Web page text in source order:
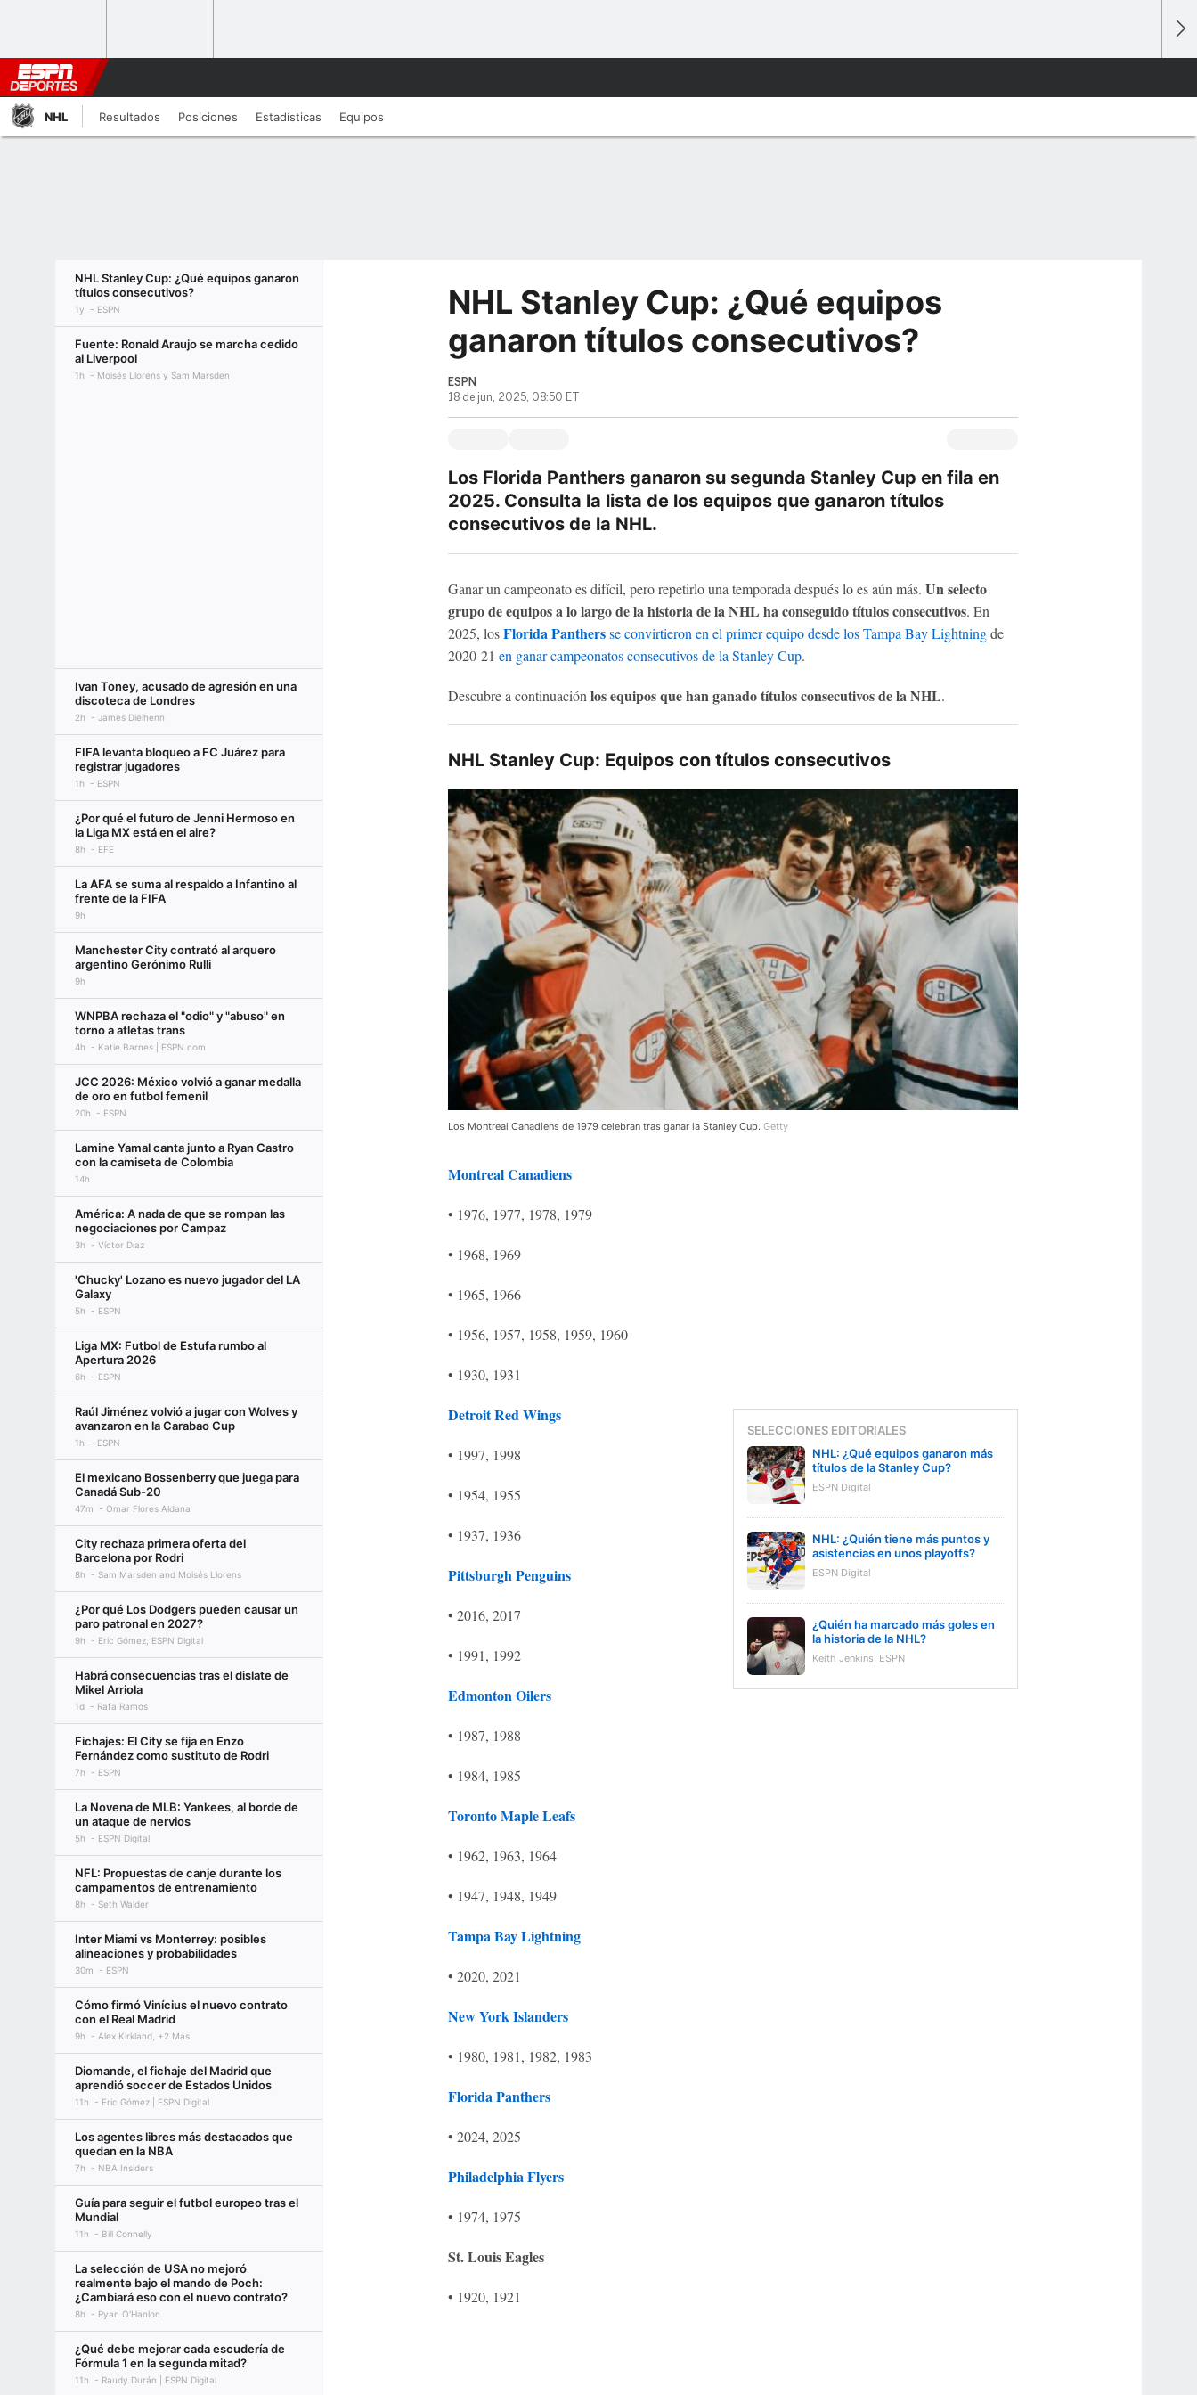
NHL Resultados Posiciones Estadísticas Equipos
NHL Stanley Cup: ¿Qué equipos ganaron
títulos consecutivos?
1y ESPN
Fuente: Ronald Araujo se marcha cedido
al Liverpool
1h Moisés Llorens y Sam Marsden
Ivan Toney, acusado de agresión en una
discoteca de Londres
2h James Dielhenn
FIFA levanta bloqueo a FC Juárez para
registrar jugadores
1h ESPN
¿Por qué el futuro de Jenni Hermoso en
la Liga MX está en el aire?
8h EFE
La AFA se suma al respaldo a Infantino al
frente de la FIFA
9h
Manchester City contrató al arquero
argentino Gerónimo Rulli
9h
WNPBA rechaza el "odio" y "abuso" en
torno a atletas trans
4h Katie Barnes | ESPN.com
JCC 2026: México volvió a ganar medalla
de oro en futbol femenil
20h ESPN
Lamine Yamal canta junto a Ryan Castro
con la camiseta de Colombia
14h
América: A nada de que se rompan las
negociaciones por Campaz
3h Víctor Díaz
'Chucky' Lozano es nuevo jugador del LA
Galaxy
5h ESPN
Liga MX: Futbol de Estufa rumbo al
Apertura 2026
6h ESPN
Raúl Jiménez volvió a jugar con Wolves y
avanzaron en la Carabao Cup
1h ESPN
El mexicano Bossenberry que juega para
Canadá Sub-20
47m Omar Flores Aldana
City rechaza primera oferta del
Barcelona por Rodri
8h Sam Marsden and Moisés Llorens
¿Por qué Los Dodgers pueden causar un
paro patronal en 2027?
9h Eric Gómez, ESPN Digital
Habrá consecuencias tras el dislate de
Mikel Arriola
1d Rafa Ramos
Fichajes: El City se fija en Enzo
Fernández como sustituto de Rodri
7h ESPN
La Novena de MLB: Yankees, al borde de
un ataque de nervios
5h ESPN Digital
NFL: Propuestas de canje durante los
campamentos de entrenamiento
8h Seth Walder
Inter Miami vs Monterrey: posibles
alineaciones y probabilidades
30m ESPN
Cómo firmó Vinícius el nuevo contrato
con el Real Madrid
9h Alex Kirkland, +2 Más
Diomande, el fichaje del Madrid que
aprendió soccer de Estados Unidos
11h Eric Gómez | ESPN Digital
Los agentes libres más destacados que
quedan en la NBA
7h NBA Insiders
Guía para seguir el futbol europeo tras el
Mundial
11h Bill Connelly
La selección de USA no mejoró
realmente bajo el mando de Poch:
¿Cambiará eso con el nuevo contrato?
8h Ryan O'Hanlon
¿Qué debe mejorar cada escudería de
Fórmula 1 en la segunda mitad?
11h Raudy Durán | ESPN Digital
NHL Stanley Cup: ¿Qué equipos
ganaron títulos consecutivos?
ESPN
18 de jun, 2025, 08:50 ET
Los Florida Panthers ganaron su segunda Stanley Cup en fila en
2025. Consulta la lista de los equipos que ganaron títulos
consecutivos de la NHL.
Ganar un campeonato es difícil, pero repetirlo una temporada después lo es aún más. Un selecto
grupo de equipos a lo largo de la historia de la NHL ha conseguido títulos consecutivos. En
2025, losFlorida Panthers se convirtieron en el primer equipo desde los Tampa Bay Lightningde
2020-21 en ganar campeonatos consecutivos de la Stanley Cup.
Descubre a continuación los equipos que han ganado títulos consecutivos de la NHL.
NHL Stanley Cup: Equipos con títulos consecutivos
Los Montreal Canadiens de 1979 celebran tras ganar la Stanley Cup. Getty
Montreal Canadiens
• 1976, 1977, 1978, 1979
• 1968, 1969
• 1965, 1966
• 1956, 1957, 1958, 1959, 1960
• 1930, 1931
SELECCIONES EDITORIALES
NHL: ¿Qué equipos ganaron más
títulos de la Stanley Cup?
ESPN Digital
NHL: ¿Quién tiene más puntos y
asistencias en unos playoffs?
ESPN Digital
¿Quién ha marcado más goles en
la historia de la NHL?
Keith Jenkins, ESPN
Detroit Red Wings
• 1997, 1998
• 1954, 1955
• 1937, 1936
Pittsburgh Penguins
• 2016, 2017
• 1991, 1992
Edmonton Oilers
• 1987, 1988
• 1984, 1985
Toronto Maple Leafs
• 1962, 1963, 1964
• 1947, 1948, 1949
Tampa Bay Lightning
• 2020, 2021
New York Islanders
• 1980, 1981, 1982, 1983
Florida Panthers
• 2024, 2025
Philadelphia Flyers
• 1974, 1975
St. Louis Eagles
• 1920, 1921